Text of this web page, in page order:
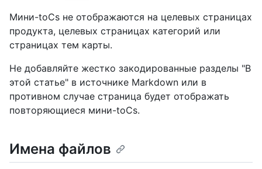
Мини-toCs не отображаются на целевых страницах
продукта, целевых страницах категорий или
страницах тем карты.
Не добавляйте жестко закодированные разделы "В
этой статье" в источнике Markdown или в
противном случае страница будет отображать
повторяющиеся мини-toCs.
Имена файлов